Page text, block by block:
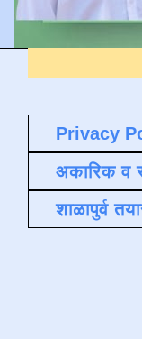
DS
Privacy
अकारिक व
शाळापुर्व